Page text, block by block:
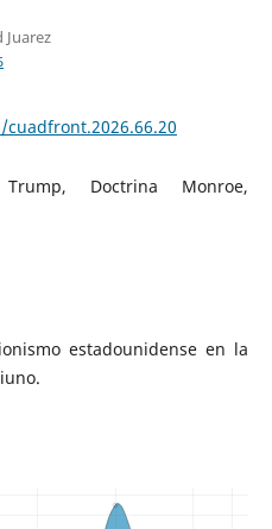
Doctrina Monroe,
estadounidense en la